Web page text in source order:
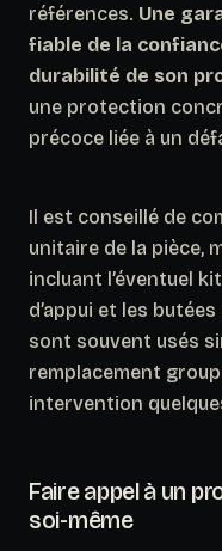
références. Une
fiable de la
durabilité de son
une protection
précoce liée à un
Il est conseillé de
unitaire de la pièce,
incluant l’éventuel
d’appui et les
sont souvent usés
remplacement
intervention
Faire appel à un
soi-même